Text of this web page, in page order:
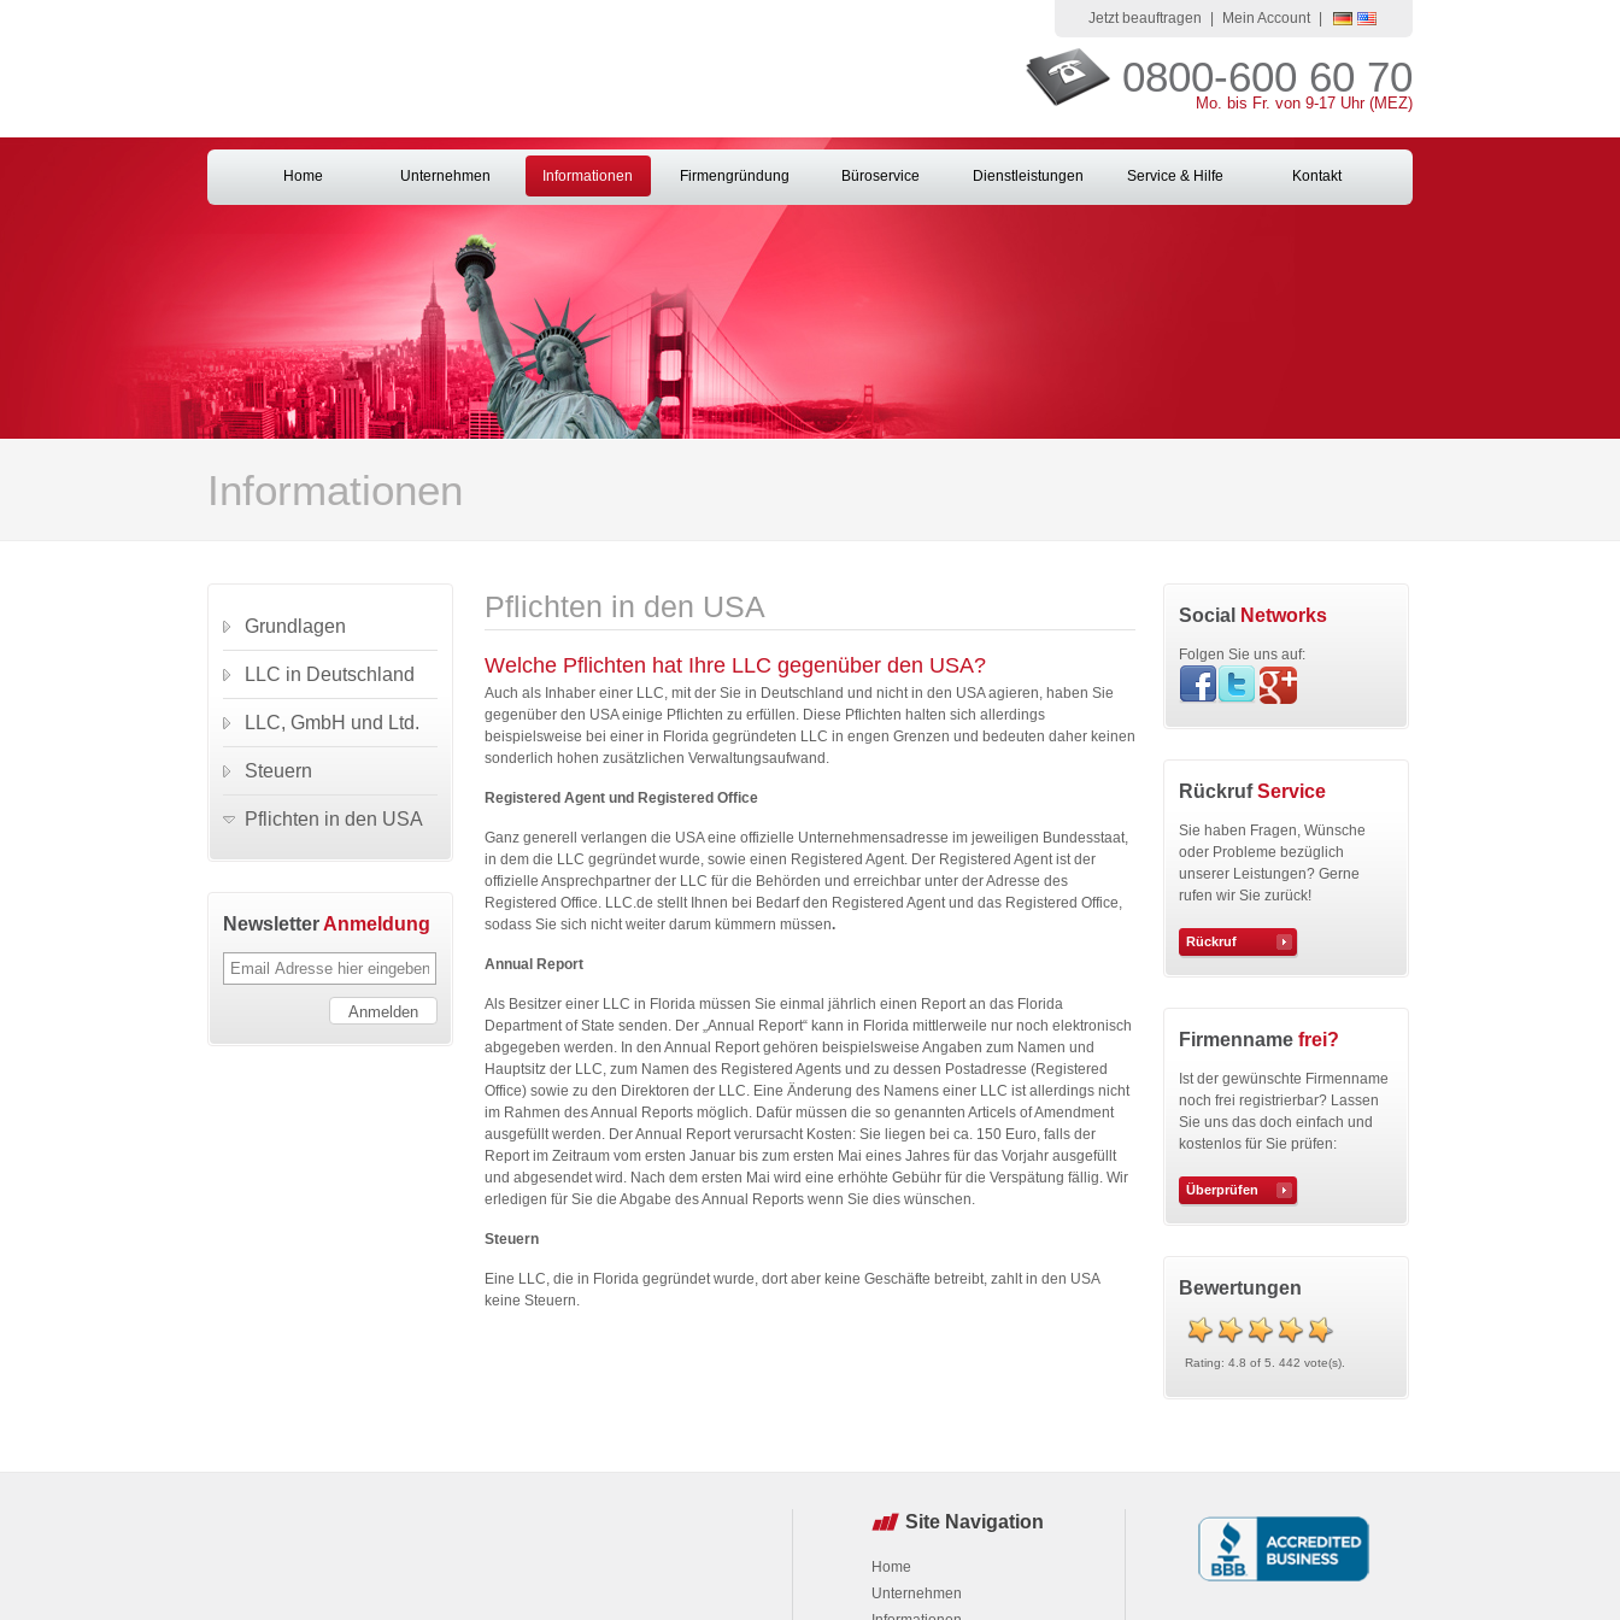
0800-600 60 70
Mo. bis Fr. von 9-17 Uhr (MEZ)
Jetzt beauftragen Mein Account
Home Unternehmen Informationen Firmengründung Büroservice Dienstleistungen Service & Hilfe Kontakt
Informationen
Pflichten in den USA
Welche Pflichten hat Ihre LLC gegenüber den USA?
Auch als Inhaber einer LLC, mit der Sie in Deutschland und nicht in den USA agieren, haben Sie
gegenüber den USA einige Pflichten zu erfüllen. Diese Pflichten halten sich allerdings
beispielsweise bei einer in Florida gegründeten LLC in engen Grenzen und bedeuten daher keinen
sonderlich hohen zusätzlichen Verwaltungsaufwand.
Registered Agent und Registered Office
Ganz generell verlangen die USA eine offizielle Unternehmensadresse im jeweiligen Bundesstaat,
in dem die LLC gegründet wurde, sowie einen Registered Agent. Der Registered Agent ist der
offizielle Ansprechpartner der LLC für die Behörden und erreichbar unter der Adresse des
Registered Office. LLC.de stellt Ihnen bei Bedarf den Registered Agent und das Registered Office,
sodass Sie sich nicht weiter darum kümmern müssen.
Annual Report
Als Besitzer einer LLC in Florida müssen Sie einmal jährlich einen Report an das Florida
Department of State senden. Der „Annual Report“ kann in Florida mittlerweile nur noch elektronisch
abgegeben werden. In den Annual Report gehören beispielsweise Angaben zum Namen und
Hauptsitz der LLC, zum Namen des Registered Agents und zu dessen Postadresse (Registered
Office) sowie zu den Direktoren der LLC. Eine Änderung des Namens einer LLC ist allerdings nicht
im Rahmen des Annual Reports möglich. Dafür müssen die so genannten Articels of Amendment
ausgefüllt werden. Der Annual Report verursacht Kosten: Sie liegen bei ca. 150 Euro, falls der
Report im Zeitraum vom ersten Januar bis zum ersten Mai eines Jahres für das Vorjahr ausgefüllt
und abgesendet wird. Nach dem ersten Mai wird eine erhöhte Gebühr für die Verspätung fällig. Wir
erledigen für Sie die Abgabe des Annual Reports wenn Sie dies wünschen.
Steuern
Eine LLC, die in Florida gegründet wurde, dort aber keine Geschäfte betreibt, zahlt in den USA
keine Steuern.
Grundlagen
LLC in Deutschland
LLC, GmbH und Ltd.
Steuern
Pflichten in den USA
NewsletterAnmeldung
Social Networks
Folgen Sie uns auf:
RückrufService
Sie haben Fragen, Wünsche
oder Probleme bezüglich
unserer Leistungen? Gerne
rufen wir Sie zurück!
Rückruf
Firmenname frei?
Ist der gewünschte Firmenname
noch frei registrierbar? Lassen
Sie uns das doch einfach und
kostenlos für Sie prüfen:
Überprüfen
Bewertungen
Rating: 4.8 of 5. 442 vote(s).
Site Navigation
Home
Unternehmen